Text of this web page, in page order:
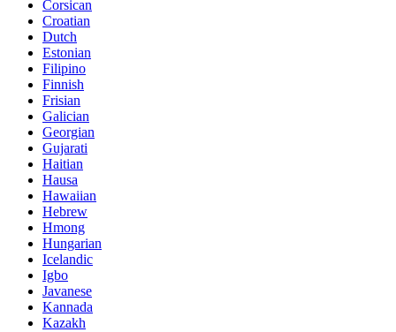
Corsican
Croatian
Dutch
Estonian
Filipino
Finnish
Frisian
Galician
Georgian
Gujarati
Haitian
Hausa
Hawaiian
Hebrew
Hmong
Hungarian
Icelandic
Igbo
Javanese
Kannada
Kazakh